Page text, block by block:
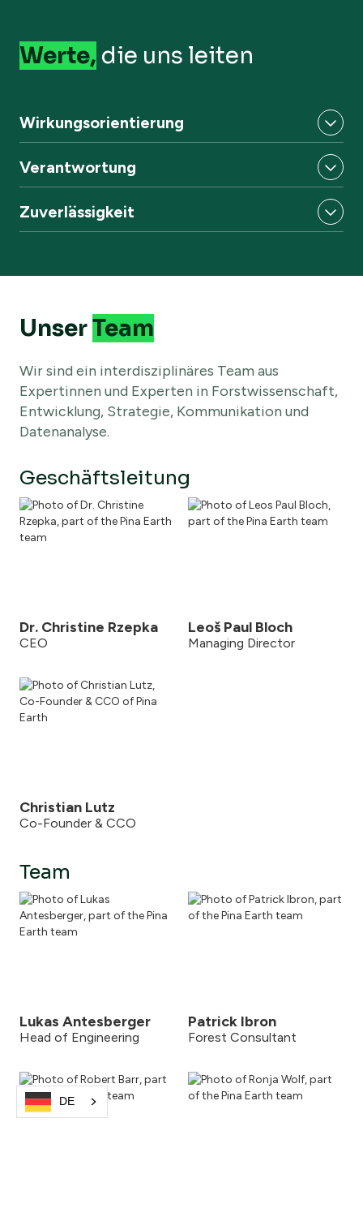
Werte, die uns leiten
Wirkungsorientierung
Verantwortung
Zuverlässigkeit
UnserTeam
Wir sind ein interdisziplinäres Team aus
Expertinnen und Experten in Forstwissenschaft,
Entwicklung, Strategie, Kommunikation und
Datenanalyse.
Geschäftsleitung
Dr. Christine Rzepka
CEO
Leoš Paul Bloch
Managing Director
Christian Lutz
Co-Founder & CCO
Team
Lukas Antesberger
Head of Engineering
Patrick Ibron
Forest Consultant
DE